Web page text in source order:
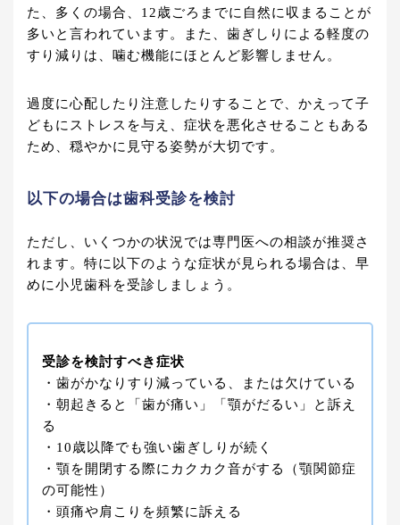
た、多くの場合、12歳ごろまでに自然に収まることが
多いと言われています。また、歯ぎしりによる軽度の
すり減りは、噛む機能にほとんど影響しません。
過度に心配したり注意したりすることで、かえって子
どもにストレスを与え、症状を悪化させることもある
ため、穏やかに見守る姿勢が大切です。
以下の場合は歯科受診を検討
ただし、いくつかの状況では専門医への相談が推奨さ
れます。特に以下のような症状が見られる場合は、早
めに小児歯科を受診しましょう。
受診を検討すべき症状
・歯がかなりすり減っている、または欠けている
・朝起きると「歯が痛い」「顎がだるい」と訴え
る
・10歳以降でも強い歯ぎしりが続く
・顎を開閉する際にカクカク音がする（顎関節症
の可能性）
・頭痛や肩こりを頻繁に訴える